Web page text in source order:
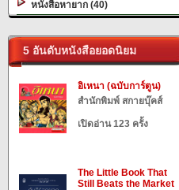
หนังสือหายาก (40)
5 อันดับหนังสือยอดนิยม
อิเหนา (ฉบับการ์ตูน)
สำนักพิมพ์ สกายบุ๊คส์
เปิดอ่าน 123 ครั้ง
The Little Book That
Still Beats the Market